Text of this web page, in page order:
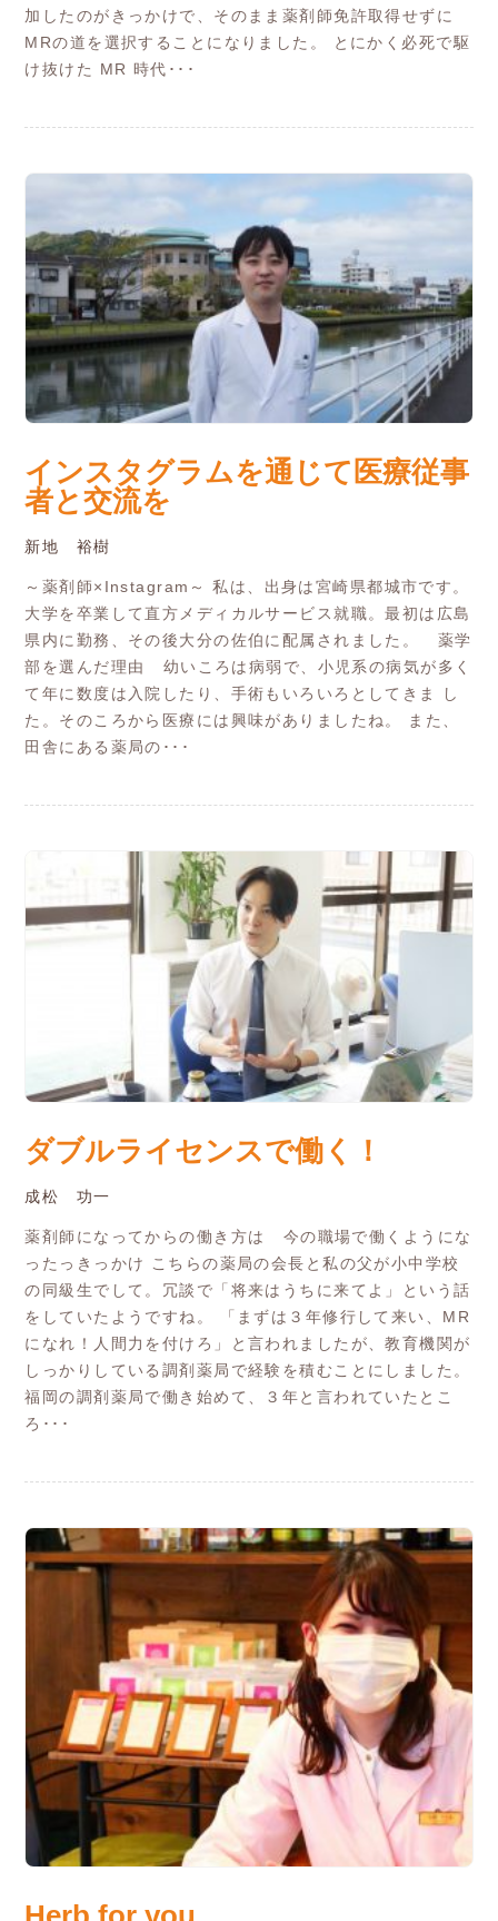
加したのがきっかけで、そのまま薬剤師免許取得せずに
MRの道を選択することになりました。 とにかく必死で駆
け抜けた MR 時代･･･
インスタグラムを通じて医療従事
者と交流を
新地 裕樹
～薬剤師×Instagram～ 私は、出身は宮崎県都城市です。
大学を卒業して直方メディカルサービス就職。最初は広島
県内に勤務、その後大分の佐伯に配属されました。 薬学
部を選んだ理由 幼いころは病弱で、小児系の病気が多く
て年に数度は入院したり、手術もいろいろとしてきま し
た。そのころから医療には興味がありましたね。 また、
田舎にある薬局の･･･
ダブルライセンスで働く！
成松 功一
薬剤師になってからの働き方は 今の職場で働くようにな
ったっきっかけ こちらの薬局の会長と私の父が小中学校
の同級生でして。冗談で「将来はうちに来てよ」という話
をしていたようですね。 「まずは３年修行して来い、MR
になれ！人間力を付けろ」と言われましたが、教育機関が
しっかりしている調剤薬局で経験を積むことにしました。
福岡の調剤薬局で働き始めて、３年と言われていたとこ
ろ･･･